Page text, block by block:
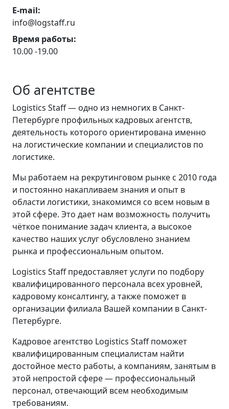
E-mail:
info@logstaff.ru
Время работы:
10.00 -19.00
Об агентстве
Logistics Staff — одно из немногих в Санкт-
Петербурге профильных кадровых агентств,
деятельность которого ориентирована именно
на логистические компании и специалистов по
логистике.
Мы работаем на рекрутинговом рынке с 2010 года
и постоянно накапливаем знания и опыт в
области логистики, знакомимся со всем новым в
этой сфере. Это дает нам возможность получить
чёткое понимание задач клиента, а высокое
качество наших услуг обусловлено знанием
рынка и профессиональным опытом.
Logistics Staff предоставляет услуги по подбору
квалифицированного персонала всех уровней,
кадровому консалтингу, а также поможет в
организации филиала Вашей компании в Санкт-
Петербурге.
Кадровое агентство Logistics Staff поможет
квалифицированным специалистам найти
достойное место работы, а компаниям, занятым в
этой непростой сфере — профессиональный
персонал, отвечающий всем необходимым
требованиям.